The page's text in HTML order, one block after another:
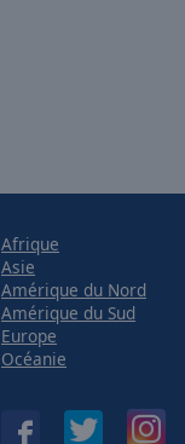
Afrique
Asie
Amérique du Nord
Amérique du Sud
Europe
Océanie